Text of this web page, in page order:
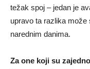
težak spoj – jedan je
upravo ta razlika može
narednim danima.
Za one koji su zajedno